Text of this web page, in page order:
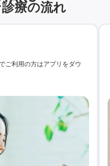
療の流れ
ご利用の方はアプリをダウ